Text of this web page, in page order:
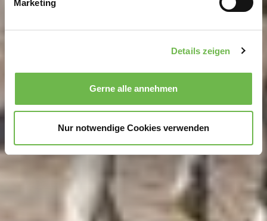
Erfahren Sie mehr darüber, wie Ihre persönlichen Daten
zu können und die Zugriffe auf unsere Website zu
analysieren.Danke, dass Sie uns in unserer Arbeit
unterstützen!
erhobenen Daten in den USA durch Google und
Indem Sie auf "Gerne Alle annehmen" oder
Präferenzen, Statistiken oder Marketing ankreuzen und
auf „Auswahl manuell festlegen“ klicken, willigen Sie
zugleich gem. Art. 49 Abs. 1 S. 1 lit. a DSGVO ein, dass
Ihre Daten in den USA verarbeitet werden. Die USA
Marketing
Details zeigen
Gerne alle annehmen
Nur notwendige Cookies verwenden